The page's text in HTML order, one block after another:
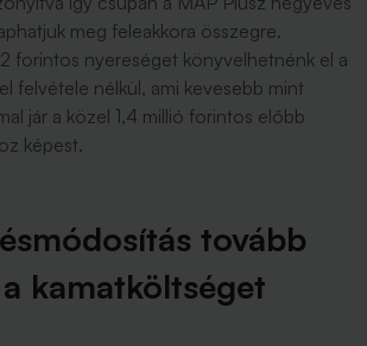
meg feleakkora összegre.
forintos nyereséget könyvelhetnénk el a
felvétele nélkül, ami kevesebb mint
jár a közel 1,4 millió forintos előbb
képest.
tovább
kamatköltséget